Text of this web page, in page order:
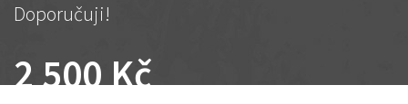
Doporučuji!
2 500 Kč